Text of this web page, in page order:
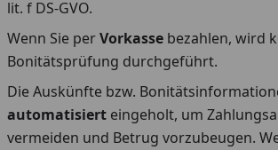
lit. f DS-GVO.
Wenn Sie perVorkasse bezahlen, wird
Bonitätsprüfung durchgeführt.
Die Auskünfte bzw.
automatisiert eingeholt, um
vermeiden und Betrug vorzubeugen.